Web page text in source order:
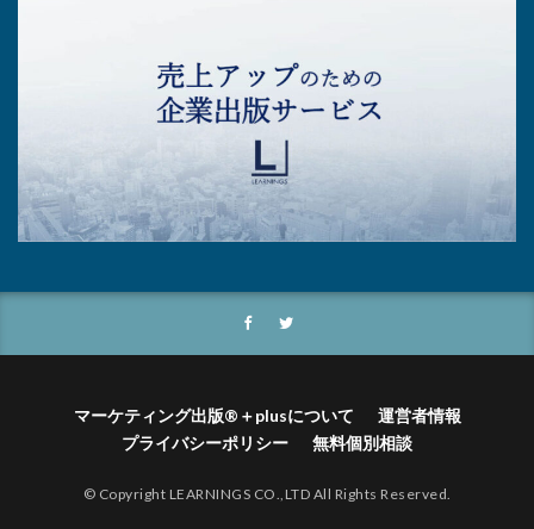
マーケティング出版®＋plusについて
運営者情報
プライバシーポリシー
無料個別相談
© Copyright LEARNINGS CO.,LTD All Rights Reserved.